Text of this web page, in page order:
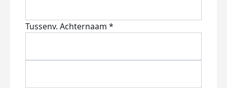
Tussenv. Achternaam *